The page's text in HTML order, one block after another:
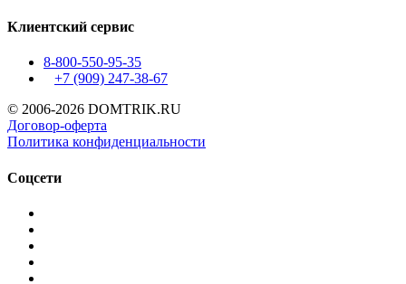
Клиентский сервис
8-800-550-95-35
+7 (909) 247-38-67
© 2006-2026 DOMTRIK.RU
Договор-оферта
Политика конфиденциальности
Соцсети